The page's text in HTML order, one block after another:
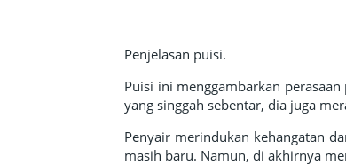
Penjelasan puisi.
Puisi ini menggambarkan
yang singgah sebentar, dia juga
Penyair merindukan kehangatan
masih baru. Namun, di akhirnya